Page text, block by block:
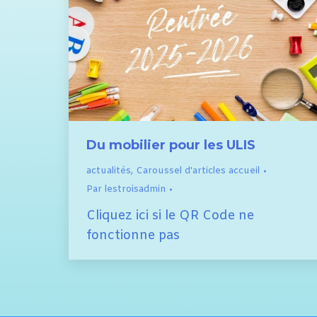
Du mobilier pour les ULIS
actualités, Caroussel d'articles accueil
Par lestroisadmin
Cliquez ici si le QR Code ne
fonctionne pas